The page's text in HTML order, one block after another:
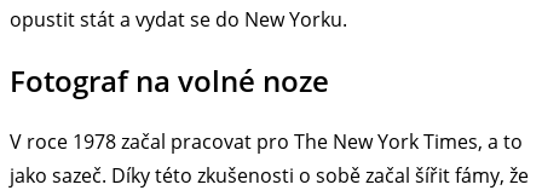
opustit stát a vydat se do New Yorku.
Fotograf na volné noze
V roce 1978 začal pracovat pro The New York Times, a to
jako sazeč. Díky této zkušenosti o sobě začal šířit fámy, že